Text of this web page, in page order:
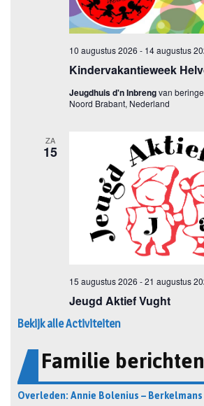
Bekijk alle Activiteiten
Familie berichten
Overleden: Annie Bolenius – Berkelmans